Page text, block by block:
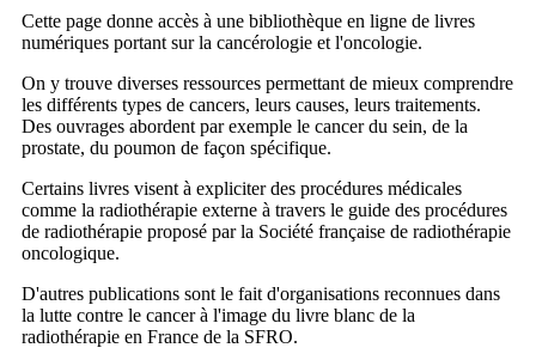
Cette page donne accès à une bibliothèque en ligne de livres
numériques portant sur la cancérologie et l'oncologie.
On y trouve diverses ressources permettant de mieux comprendre
les différents types de cancers, leurs causes, leurs traitements.
Des ouvrages abordent par exemple le cancer du sein, de la
prostate, du poumon de façon spécifique.
Certains livres visent à expliciter des procédures médicales
comme la radiothérapie externe à travers le guide des procédures
de radiothérapie proposé par la Société française de radiothérapie
oncologique.
D'autres publications sont le fait d'organisations reconnues dans
la lutte contre le cancer à l'image du livre blanc de la
radiothérapie en France de la SFRO.